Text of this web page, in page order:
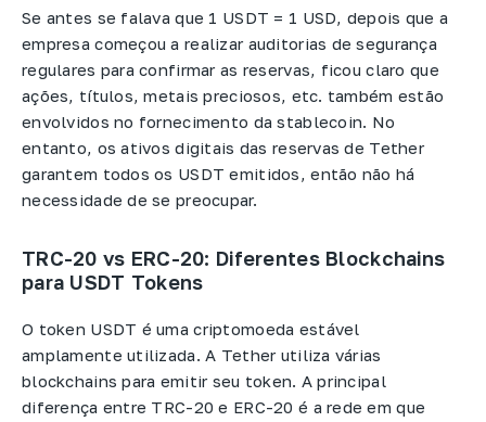
Se antes se falava que 1 USDT = 1 USD, depois que a
empresa começou a realizar auditorias de segurança
regulares para confirmar as reservas, ficou claro que
ações, títulos, metais preciosos, etc. também estão
envolvidos no fornecimento da stablecoin. No
entanto, os ativos digitais das reservas de Tether
garantem todos os USDT emitidos, então não há
necessidade de se preocupar.
TRC-20 vs ERC-20: Diferentes Blockchains
para USDT Tokens
O token USDT é uma criptomoeda estável
amplamente utilizada. A Tether utiliza várias
blockchains para emitir seu token. A principal
diferença entre TRC-20 e ERC-20 é a rede em que